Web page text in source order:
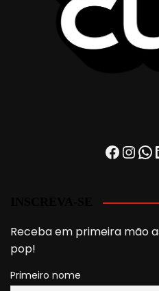
Receba em primeira mão
pop!
Primeiro nome